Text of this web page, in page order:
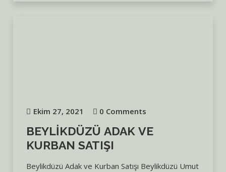
Ekim 27, 2021 0 Comments
BEYLIKDÜZÜ ADAK VE
KURBAN SATIŞI
Beylikdüzü Adak ve Kurban Satışı Beylikdüzü Umut